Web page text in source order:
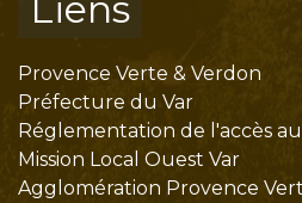
Provence Verte & Verdon
Préfecture du Var
Réglementation de l'accès
Mission Local Ouest Var
Agglomération Provence